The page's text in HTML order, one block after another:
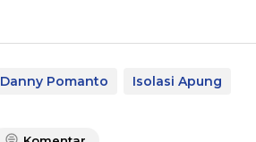
Danny Pomanto Isolasi Apung